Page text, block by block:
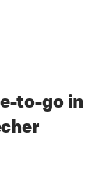
to-go in